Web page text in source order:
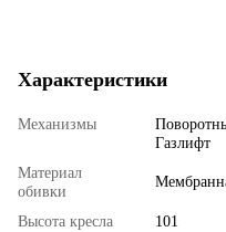
Характеристики
Механизмы
Газлифт
Материал
обивки
Высота кресла
101